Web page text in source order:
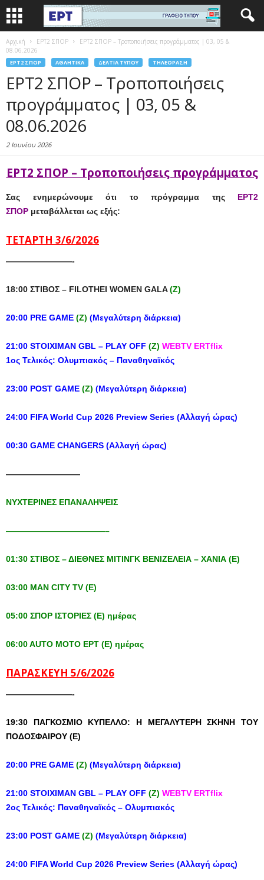
Αρχική EΡΤ2 ΣΠΟΡ
ΕΡΤ2 ΣΠΟΡ – Τροποποιήσεις προγράμματος | 03, 05 &
08.06.2026
EΡΤ2 ΣΠΟΡ ΑΘΛΗΤΙΚΆ ΔΕΛΤΊΑ ΤΎΠΟΥ ΤΗΛΕΌΡΑΣΗ
ΕΡΤ2 ΣΠΟΡ – Τροποποιήσεις
προγράμματος | 03, 05 &
08.06.2026
2 Ιουνίου 2026
ΕΡΤ2 ΣΠΟΡ – Τροποποιήσεις προγράμματος
Σας ενημερώνουμε ότι το πρόγραμμα της ΕΡΤ2
ΣΠΟΡ μεταβάλλεται ως εξής:
ΤΕΤΑΡΤΗ 3/6/2026
————————-
18:00 ΣΤΙΒΟΣ – FILOTHEI WOMEN GALA(Z)
20:00 PRE GAME (Z) (Μεγαλύτερη διάρκεια)
21:00 STOIXIMAN GBL – PLAY OFF (Z) WEBTV ERTflix
1ος Τελικός: Ολυμπιακός – Παναθηναϊκός
23:00 POST GAME (Z) (Μεγαλύτερη διάρκεια)
24:00 FIFA World Cup 2026 Preview Series (Αλλαγή ώρας)
00:30 GAME CHANGERS (Aλλαγή ώρας)
—————————
ΝΥΧΤΕΡΙΝΕΣ ΕΠΑΝΑΛΗΨΕΙΣ
————————————–
01:30 ΣΤΙΒΟΣ – ΔΙΕΘΝΕΣ ΜΙΤΙΝΓΚ ΒΕΝΙΖΕΛΕΙΑ – ΧΑΝΙΑ (Ε)
03:00 MAN CITY TV (E)
05:00 ΣΠΟΡ ΙΣΤΟΡΙΕΣ (Ε) ημέρας
06:00 AUTO MOTO ΕΡΤ (Ε) ημέρας
ΠΑΡΑΣΚΕΥΗ 5/6/2026
————————-
19:30 ΠΑΓΚΟΣΜΙΟ ΚΥΠΕΛΛΟ: Η ΜΕΓΑΛΥΤΕΡΗ ΣΚΗΝΗ ΤΟΥ
ΠΟΔΟΣΦΑΙΡΟΥ (Ε)
20:00 PRE GAME (Z) (Μεγαλύτερη διάρκεια)
21:00 STOIXIMAN GBL – PLAY OFF (Z) WEBTV ERTflix
2ος Τελικός: Παναθηναϊκός – Ολυμπιακός
23:00 POST GAME (Z) (Μεγαλύτερη διάρκεια)
24:00 FIFA World Cup 2026 Preview Series (Αλλαγή ώρας)